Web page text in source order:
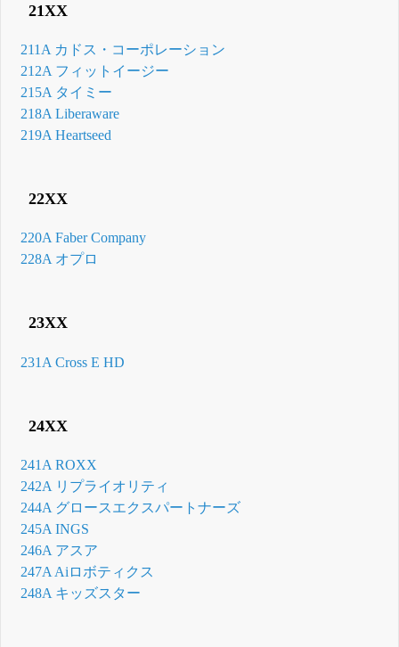
21XX
211A カドス・コーポレーション
212A フィットイージー
215A タイミー
218A Liberaware
219A Heartseed
22XX
220A Faber Company
228A オプロ
23XX
231A Cross E HD
24XX
241A ROXX
242A リプライオリティ
244A グロースエクスパートナーズ
245A INGS
246A アスア
247A Aiロボティクス
248A キッズスター